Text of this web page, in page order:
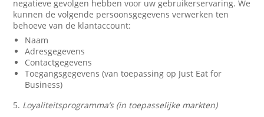
negatieve gevolgen hebben voor uw gebruikerservaring. We
kunnen de volgende persoonsgegevens verwerken ten
behoeve van de klantaccount:
Naam
Adresgegevens
Contactgegevens
Toegangsgegevens (van toepassing op Just Eat for
Business)
5. Loyaliteitsprogramma’s (in toepasselijke markten)